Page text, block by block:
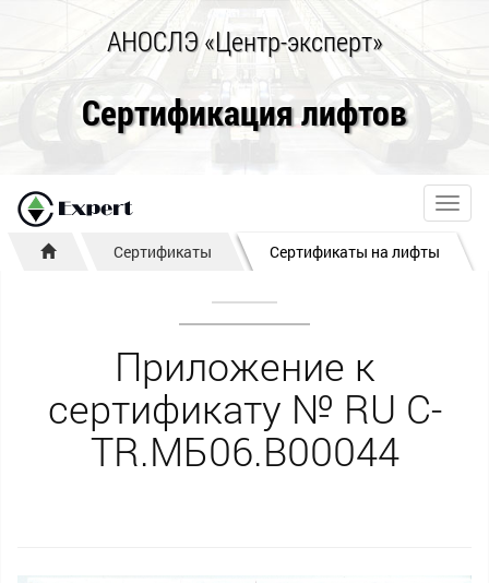
АНОСЛЭ «Центр-эксперт»
Сертификация лифтов
Сертификаты Сертификаты на лифты
Приложение к
сертификату № RU С-
TR.МБ06.В00044